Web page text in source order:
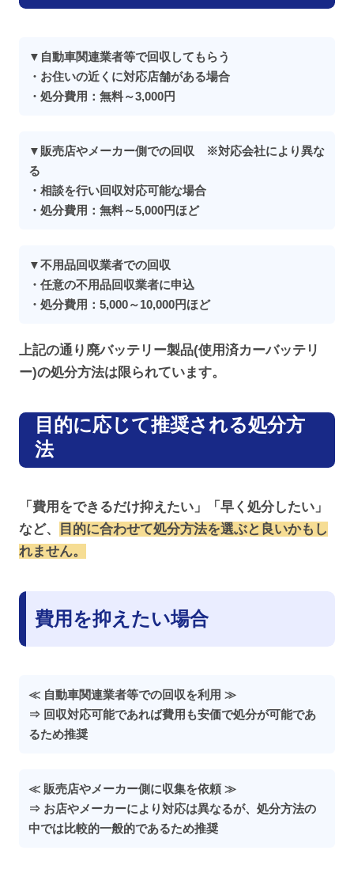
▼自動車関連業者等で回収してもらう
・お住いの近くに対応店舗がある場合
・処分費用：無料～3,000円
▼販売店やメーカー側での回収 ※対応会社により異な
る
・相談を行い回収対応可能な場合
・処分費用：無料～5,000円ほど
▼不用品回収業者での回収
・任意の不用品回収業者に申込
・処分費用：5,000～10,000円ほど
上記の通り廃バッテリー製品(使用済カーバッテリ
ー)の処分方法は限られています。
目的に応じて推奨される処分方
法
「費用をできるだけ抑えたい」「早く処分したい」
など、
目的に合わせて処分方法を選ぶと良いかもし
れません。
費用を抑えたい場合
≪ 自動車関連業者等での回収を利用 ≫
⇒ 回収対応可能であれば費用も安価で処分が可能であ
るため推奨
≪ 販売店やメーカー側に収集を依頼 ≫
⇒ お店やメーカーにより対応は異なるが、処分方法の
中では比較的一般的であるため推奨